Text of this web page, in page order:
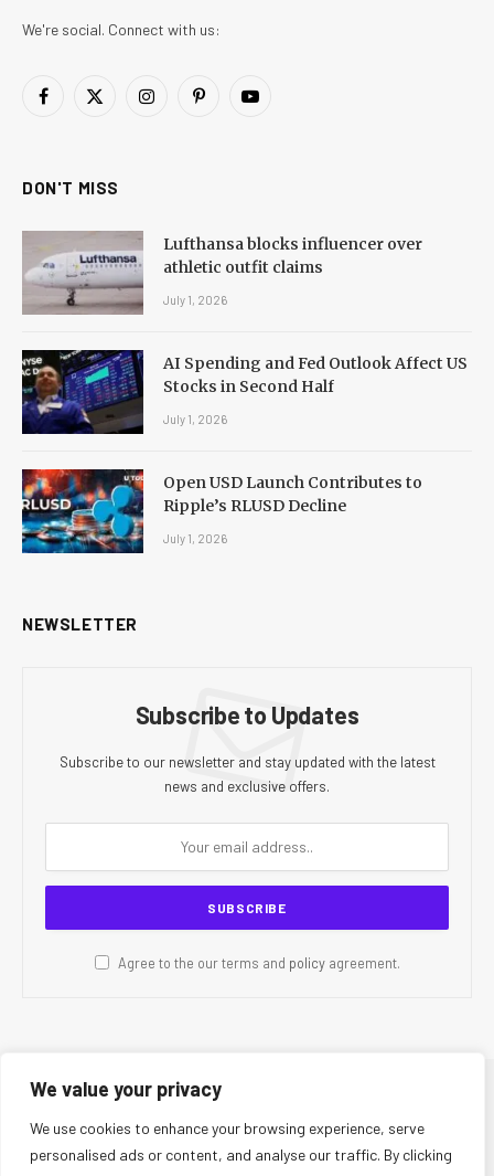
We value your privacy
We use cookies to enhance your browsing experience, serve
personalised ads or content, and analyse our traffic. By clicking
We're social. Connect with us:
Facebook
X
InstagramPinterestYouTube
DON'T MISS
Lufthansa blocks influencer over
athletic outfit claims
July 1, 2026
AI Spending and Fed Outlook Affect US
Stocks in Second Half
July 1, 2026
Open USD Launch Contributes to
Ripple’s RLUSD Decline
July 1, 2026
NEWSLETTER
Subscribe to Updates
Subscribe to our newsletter and stay updated with the latest
news and exclusive offers.
Agree to the our terms and policyagreement.
About Us Editorial Team Contact Us Privacy Policy